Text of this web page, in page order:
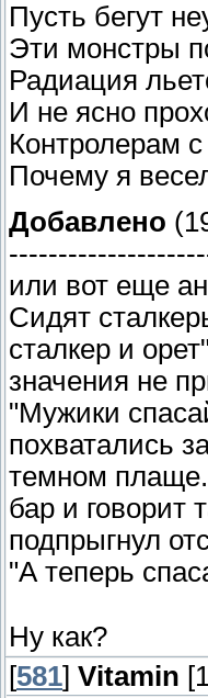
Пусть бегут
Эти монстры
Радиация
И не ясно
Контролерам
Почему я
Добавлено
или вот еще
Сидят
сталкер и
значения не
"Мужики
похватались
темном плаще.
бар и говорит
подпрыгнул
"А теперь
Ну как?
[581] Vitamin